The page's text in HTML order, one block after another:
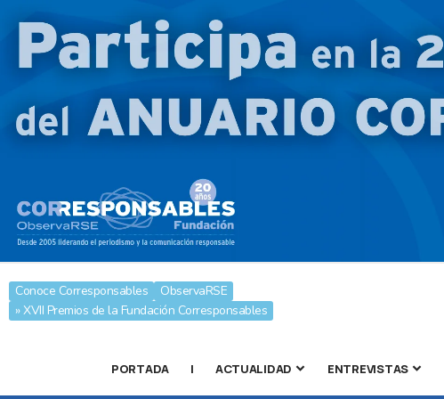
Conoce Corresponsables
ObservaRSE
» XVII Premios de la Fundación Corresponsables
PORTADA | ACTUALIDAD ENTREVISTAS